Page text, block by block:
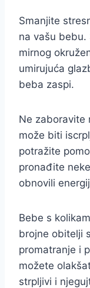
Smanjite
na vašu bebu.
mirnog
umirujuća
beba zaspi.
Ne zaboravite
može biti
potražite
pronađite
obnovili
Bebe s
brojne obitelji
promatranje i
možete
strpljivi i